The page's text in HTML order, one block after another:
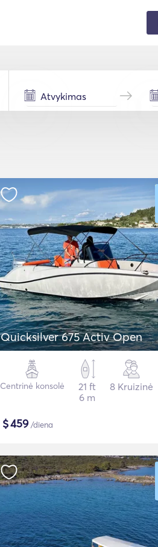
Quicksilver 675 Activ Open
Centrinė konsolė
21 ft
6 m
8 Kruizinė
$459/diena